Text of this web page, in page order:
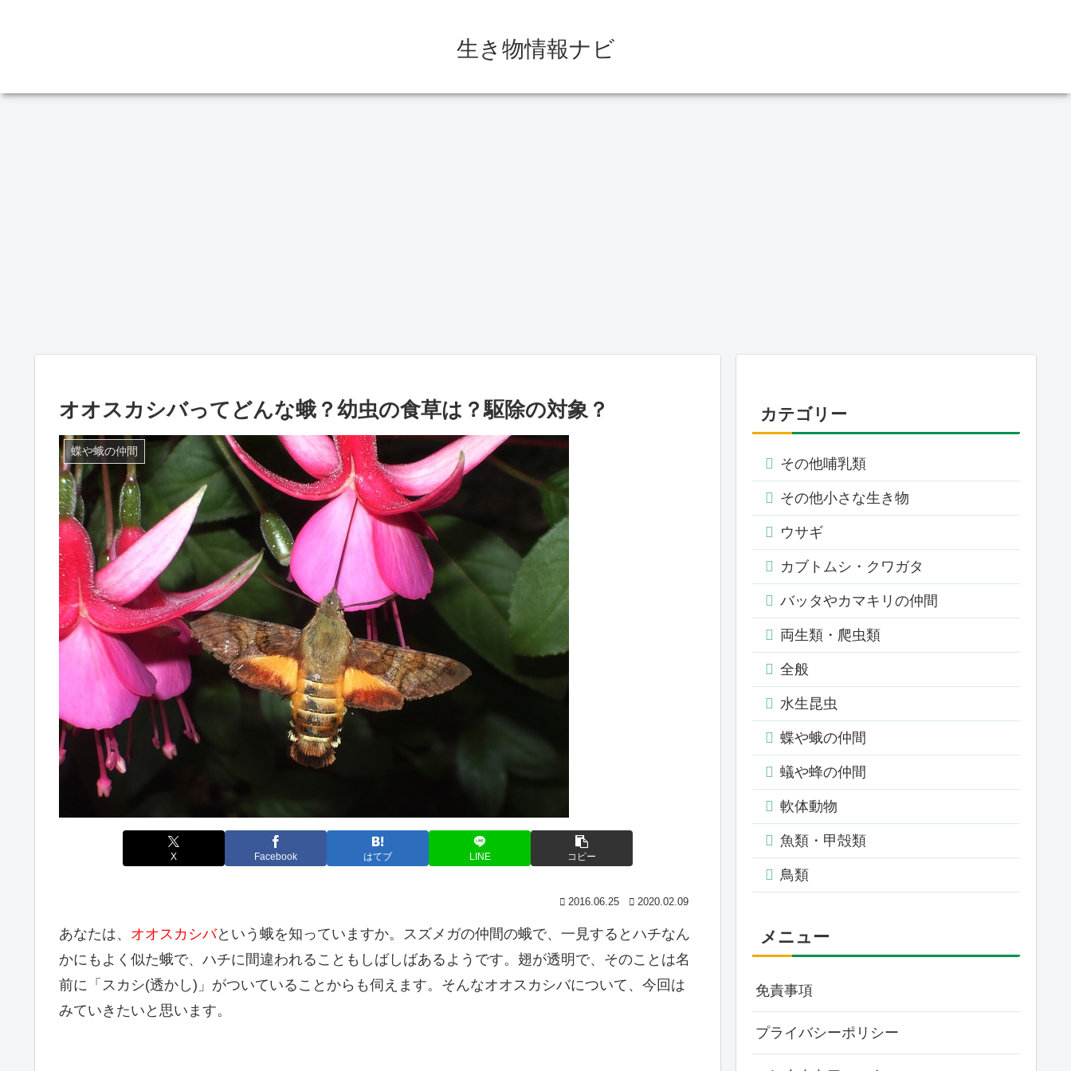
生き物情報ナビ
オオスカシバってどんな蛾？幼虫の食草は？駆除の対象？
蝶や蛾の仲間
X Facebook はてブ LINE コピー
2016.06.25 2020.02.09
あなたは、 オオスカシバという蛾を知っていますか。スズメガの仲間の蛾で、一見するとハチなん
かにもよく似た蛾で、ハチに間違われることもしばしばあるようです。翅が透明で、そのことは名
前に「スカシ(透かし)」がついていることからも伺えます。そんなオオスカシバについて、今回は
みていきたいと思います。
カテゴリー
その他哺乳類
その他小さな生き物
ウサギ
カブトムシ・クワガタ
バッタやカマキリの仲間
両生類・爬虫類
全般
水生昆虫
蝶や蛾の仲間
蟻や蜂の仲間
軟体動物
魚類・甲殻類
鳥類
メニュー
免責事項
プライバシーポリシー